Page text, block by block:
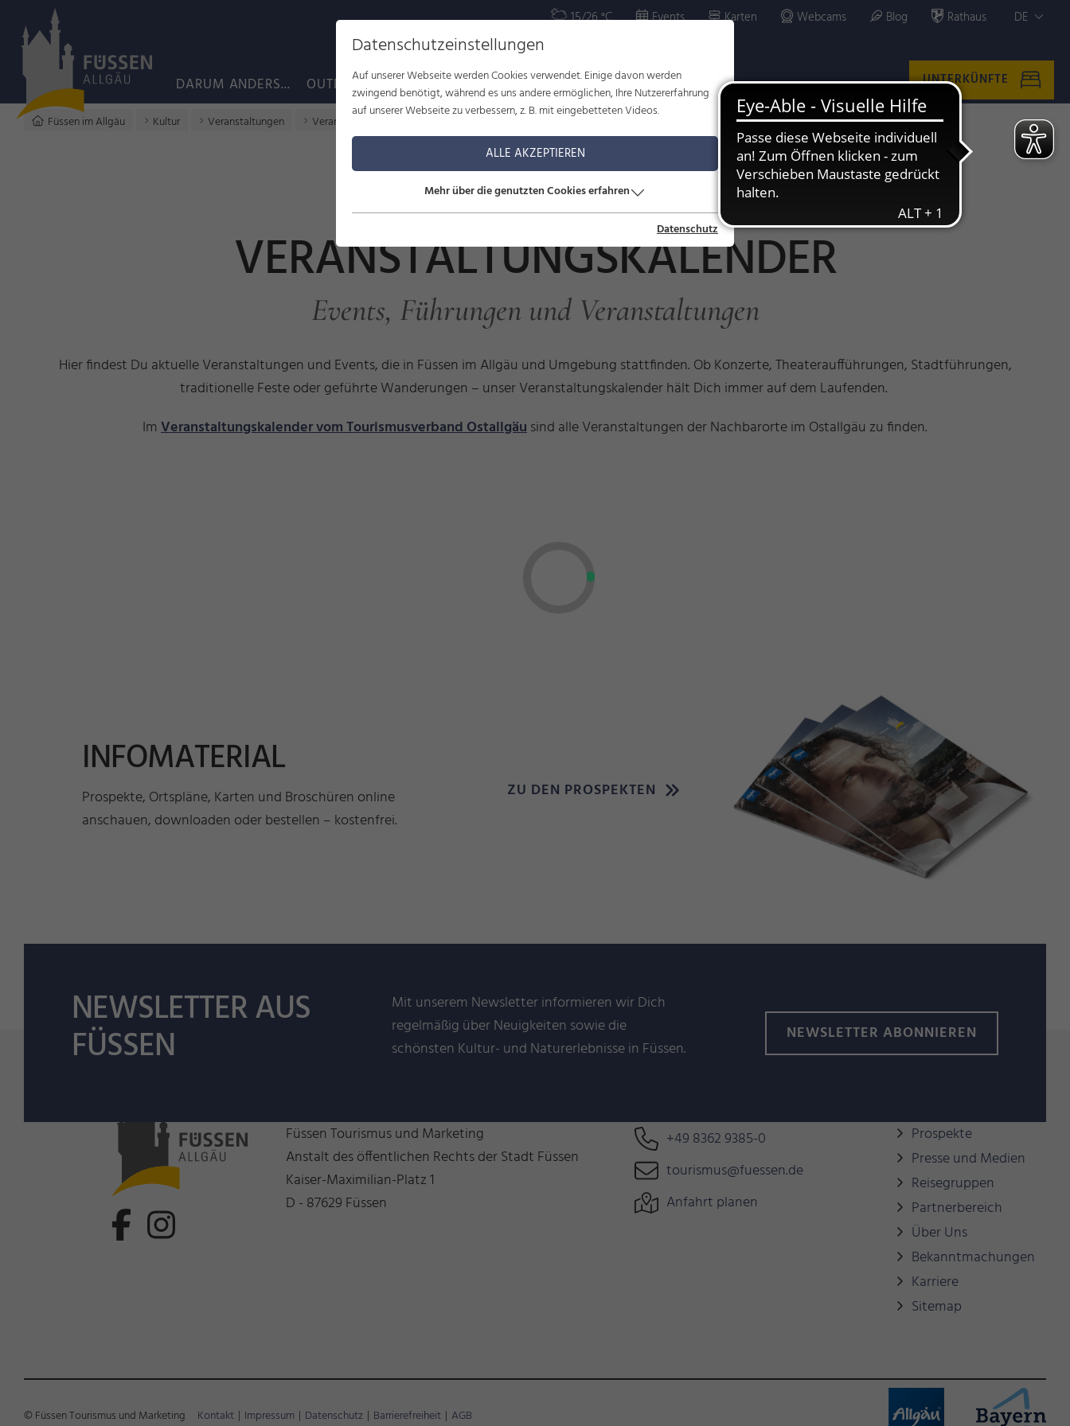
15/26 °C Events Karten Webcams Blog Rathaus DE
DARUM ANDERS... OUTDOOR KULTUR WOHLBEFINDEN FAMILIE SERVICE UNTERKÜNFTE
Füssen im Allgäu Kultur Veranstaltungen Veranstaltungskalender
VERANSTALTUNGSKALENDER
Events, Führungen und Veranstaltungen
Hier findest Du aktuelle Veranstaltungen und Events, die in Füssen im Allgäu und Umgebung stattfinden. Ob Konzerte, Theateraufführungen, Stadtführungen,
traditionelle Feste oder geführte Wanderungen – unser Veranstaltungskalender hält Dich immer auf dem Laufenden.
Im Veranstaltungskalender vom Tourismusverband Ostallgäusind alle Veranstaltungen der Nachbarorte im Ostallgäu zu finden.
INFOMATERIAL
Prospekte, Ortspläne, Karten und Broschüren online
anschauen, downloaden oder bestellen – kostenfrei.
ZU DEN PROSPEKTEN
NEWSLETTER AUS
FÜSSEN
Mit unserem Newsletter informieren wir Dich
regelmäßig über Neuigkeiten sowie die
schönsten Kultur- und Naturerlebnisse in Füssen.
NEWSLETTER ABONNIEREN
Füssen Tourismus und Marketing
Anstalt des öffentlichen Rechts der Stadt Füssen
Kaiser-Maximilian-Platz 1
D - 87629 Füssen
+49 8362 9385-0
tourismus@fuessen.de
Anfahrt planen
Prospekte
Presse und Medien
Reisegruppen
Partnerbereich
Über Uns
Bekanntmachungen
Karriere
Sitemap
© Füssen Tourismus und Marketing Kontakt | Impressum | Datenschutz | Barrierefreiheit | AGB
Datenschutzeinstellungen
Auf unserer Webseite werden Cookies verwendet. Einige davon werden
zwingend benötigt, während es uns andere ermöglichen, Ihre Nutzererfahrung
auf unserer Webseite zu verbessern, z. B. mit eingebetteten Videos.
ALLE AKZEPTIEREN
Mehr über die genutzten Cookies erfahren
Datenschutz